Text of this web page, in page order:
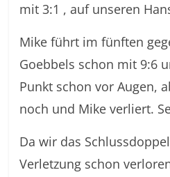
mit 3:1 , auf unseren
Mike führt im fünften
Goebbels schon mit 9:6
Punkt schon vor Augen,
noch und Mike verliert.
Da wir das
Verletzung schon